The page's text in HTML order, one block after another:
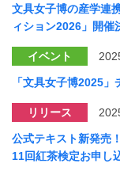
文具女子博の産学連
ィション2026」開催
イベント
「文具女子博2025
リリース
公式テキスト新発売
11回紅茶検定お申し